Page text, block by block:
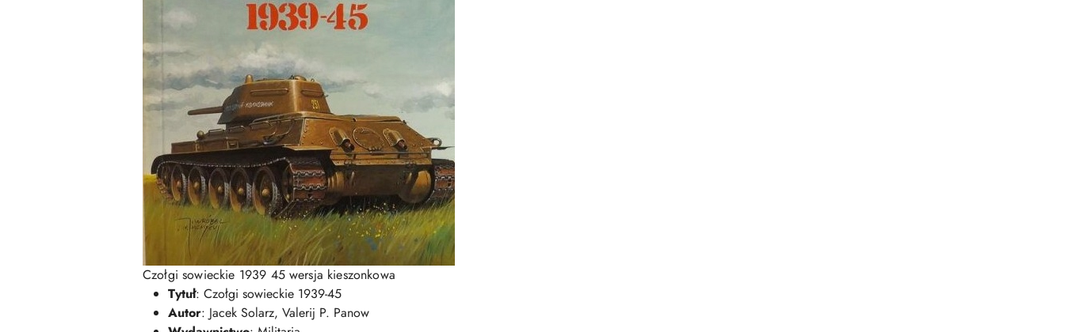
Czołgi sowieckie 1939 45 wersja kieszonkowa
Tytuł: Czołgi sowieckie 1939-45
Autor: Jacek Solarz, Valerij P. Panow